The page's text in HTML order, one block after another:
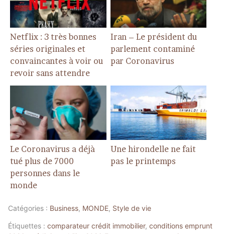
Netflix : 3 très bonnes
séries originales et
convaincantes à voir ou
revoir sans attendre
Iran – Le président du
parlement contaminé
par Coronavirus
Le Coronavirus a déjà
tué plus de 7000
personnes dans le
monde
Une hirondelle ne fait
pas le printemps
Catégories : Business, MONDE, Style de vie
Étiquettes : comparateur crédit immobilier, conditions emprunt